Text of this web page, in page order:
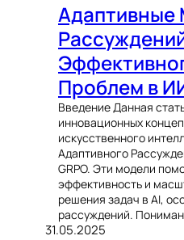
Адаптивные
Проблем в
Введение Данная
инновационных
искусственного
Адаптивного
GRPO. Эти модели
эффективность и
решения задач в AI,
рассуждений.
31.05.2025